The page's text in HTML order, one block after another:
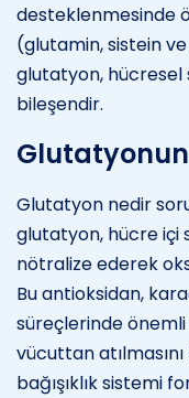
desteklenmesinde
(glutamin, sistein
glutatyon, hücresel
bileşendir.
Glutatyonun
Glutatyon nedir
glutatyon, hücre içi
nötralize ederek
Bu antioksidan,
süreçlerinde
vücuttan
bağışıklık sistemi